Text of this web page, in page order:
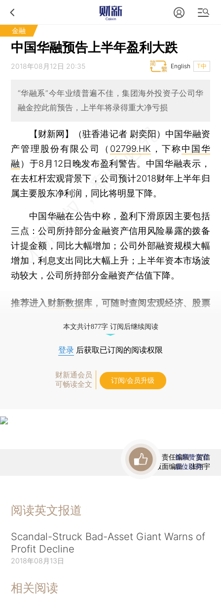
金融
中国华融预告上半年盈利大跌
2018年08月12日 20:35 T中
English
“华融系”今年业绩普遍不佳，集团海外投资子公司华
融金控此前预告，上半年将录得重大净亏损
【财新网】（驻香港记者 尉奕阳） 中国华融资
产管理股份有限公司（ 02799.HK ，下称中国华
融 ）于8月12日晚发布盈利警告。中国华融表示，
在去杠杆宏观背景下，公司预计2018财年上半年归
属主要股东净利润，同比将明显下降。
中国华融在公告中称，盈利下滑原因主要包括
三点：公司所持部分金融资产信用风险暴露的拨备
计提金额，同比大幅增加；公司外部融资规模大幅
增加，利息支出同比大幅上升；上半年资本市场波
动较大，公司所持部分金融资产估值下降。
推荐进入 财新数据库 ，可随时查阅宏观经济、股票
本文共计877字 订阅后继续阅读
登录 后获取已订阅的阅读权限
财新通会员
可畅读全文
订阅/会员升级
责任编辑：贺信
版面编辑：张翔宇
首席赞赏官
虚位以待
阅读英文报道
Scandal-Struck Bad-Asset Giant Warns of
Profit Decline
2018年08月13日
相关阅读